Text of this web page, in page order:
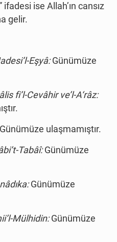
ifadesi ise Allah’ın cansız
gelir.
Eşyâ:Günümüze
fi’l-Cevâhir ve’l-A‘râz:
ulaşmamıştır.
Tabâî:Günümüze
Günümüze
Mülhidin:Günümüze